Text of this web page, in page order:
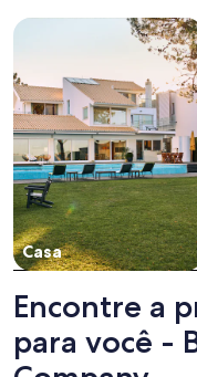
Casa
Busque casas
Encontre a
para você -